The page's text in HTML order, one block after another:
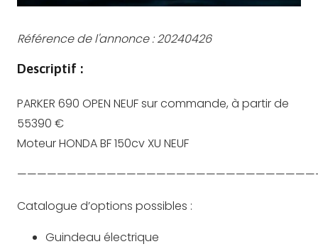
Référence de l'annonce :20240426
Descriptif :
PARKER 690 OPEN NEUF sur commande, à partir de
55390 €
Moteur HONDA BF 150cv XU NEUF
Catalogue d’options possibles :
Guindeau électrique